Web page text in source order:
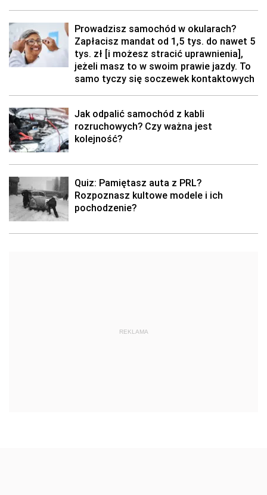
Prowadzisz samochód w okularach?
Zapłacisz mandat od 1,5 tys. do nawet 5
tys. zł [i możesz stracić uprawnienia],
jeżeli masz to w swoim prawie jazdy. To
samo tyczy się soczewek kontaktowych
Jak odpalić samochód z kabli
rozruchowych? Czy ważna jest
kolejność?
Quiz: Pamiętasz auta z PRL?
Rozpoznasz kultowe modele i ich
pochodzenie?
REKLAMA